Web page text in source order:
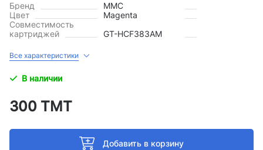
Бренд
MMC
Цвет
Magenta
Совместимость
картриджей
GT-HCF383AM
Все характеристики
В наличии
300 ТМТ
Добавить в корзину